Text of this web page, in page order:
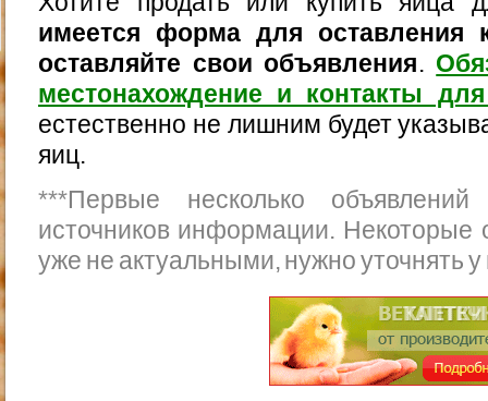
имеется форма для оставления
оставляйте свои объявления.
местонахождение и контакты
естественно не лишним будет
яиц.
***Первые несколько
источников информации. Некоторые
уже не актуальными, нужно уточнять